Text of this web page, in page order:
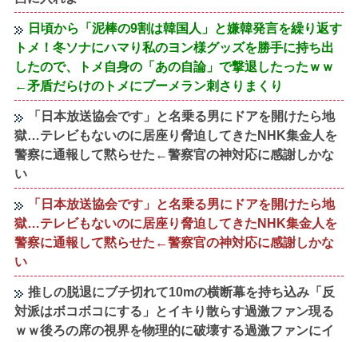
日頃から「泥棒の9割は韓国人」と嫌韓発言を繰り返す
トメ！冬ソナにハマり私のヨン様グッズを勝手に持ち出
したので、トメ自身の「あの自論」で撃退したったｗｗ
←矛盾だらけのトメにブーメラン刺さりまくり
「日本放送協会です」と名乗る男にドアを開けたら地
獄…テレビもないのに居座り脅迫してきたNHK集金人を
警察に通報して黙らせた←警察官の神対応に感謝しかな
い
「日本放送協会です」と名乗る男にドアを開けたら地
獄…テレビもないのに居座り脅迫してきたNHK集金人を
警察に通報して黙らせた←警察官の神対応に感謝しかな
い
推しの脱退にブチ切れて10mの横断幕を持ち込み「反
対派はボコボコにする」とイキり散らす過激ファン現る
ｗｗ後ろの席の視界を物理的に破壊する過激ファンにイ